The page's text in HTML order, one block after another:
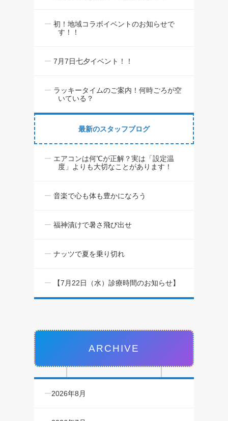
初！地域コラボイベントのお知らせで
す！！
7月7日七夕イベント！！
ラッキータイムのご案内！何時ごろが空
いている？
最新のスタッフブログ
エアコンは何℃が正解？実は「設定温
度」よりも大切なことがあります！
音楽で心も体も豊かになろう
福神漬けで暑さ飛び出せ
ナッツで夏を乗り切れ
【7月22日（水）診療時間のお知らせ】
ARCHIVE
2026年8月